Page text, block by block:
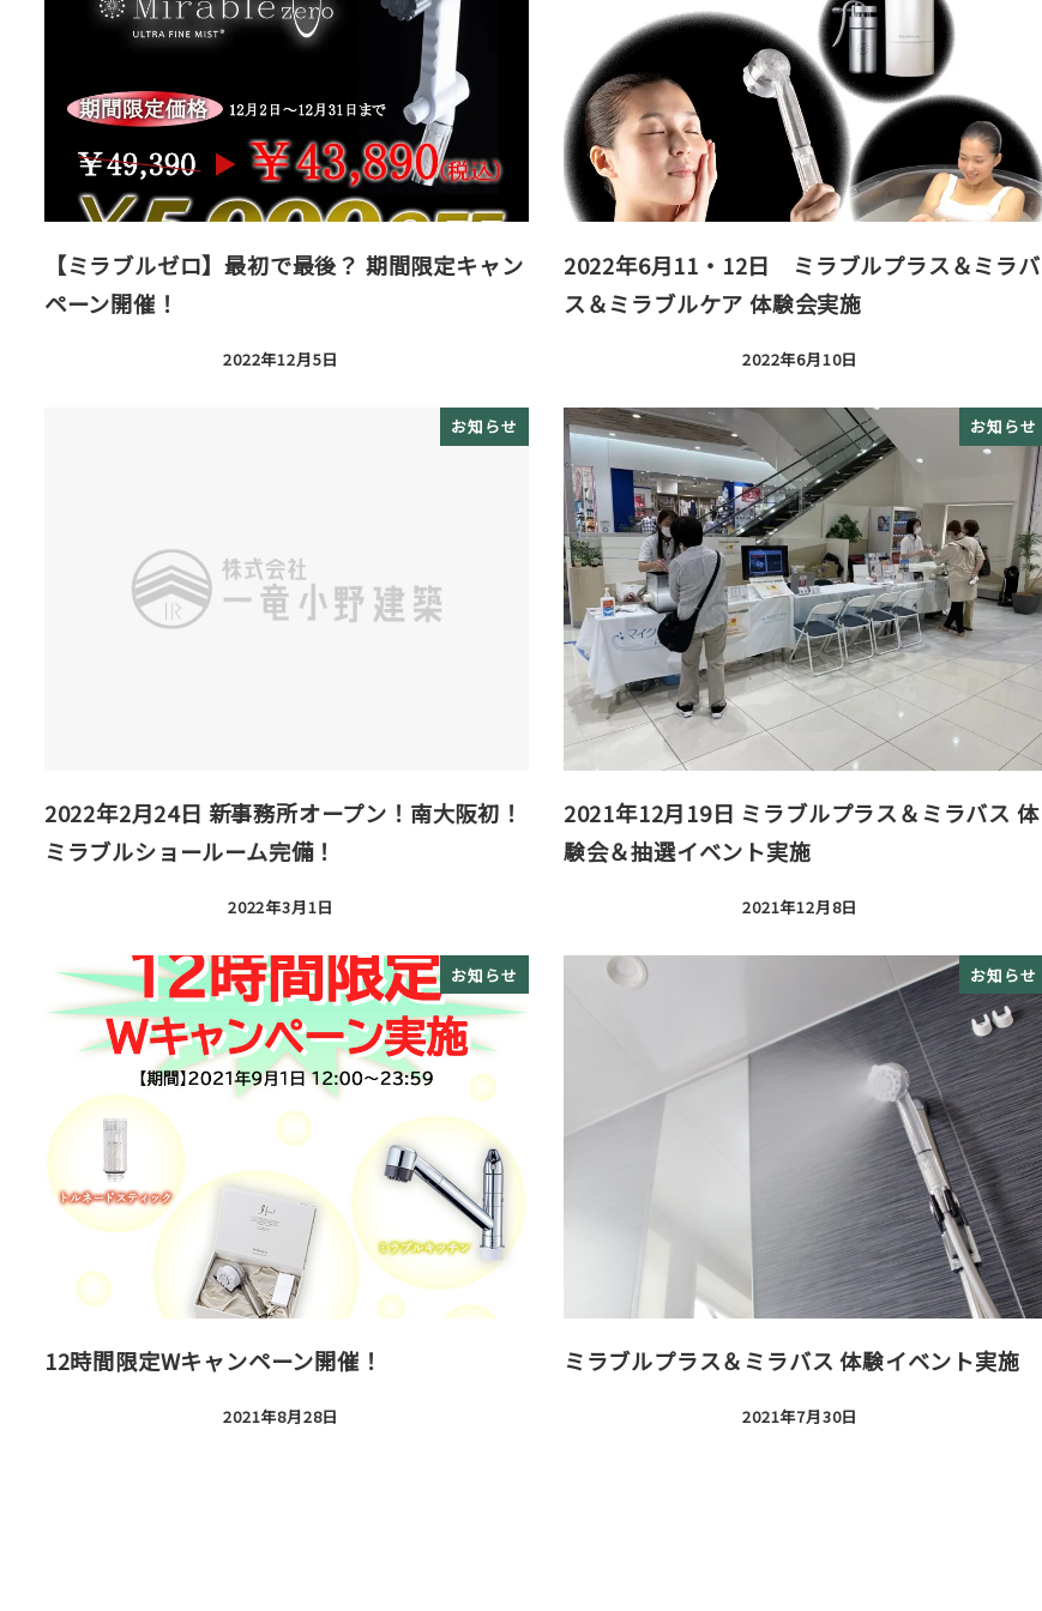
【ミラブルゼロ】最初で最後？ 期間限定キャン
ペーン開催！
投稿日
2022年12月5日
2022年6月11・12日 ミラブルプラス＆ミラバ
ス＆ミラブルケア 体験会実施
投稿日
2022年6月10日
お知らせ
2022年2月24日 新事務所オープン！南大阪初！
ミラブルショールーム完備！
投稿日
2022年3月1日
お知らせ
2021年12月19日 ミラブルプラス＆ミラバス 体
験会＆抽選イベント実施
投稿日
2021年12月8日
お知らせ
12時間限定Wキャンペーン開催！
投稿日
2021年8月28日
お知らせ
ミラブルプラス＆ミラバス 体験イベント実施
投稿日
2021年7月30日